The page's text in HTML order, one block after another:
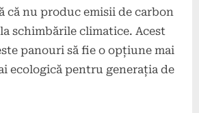
că nu produc emisii de carbon
schimbările climatice. Acest
panouri să fie o opțiune mai
ecologică pentru generația de